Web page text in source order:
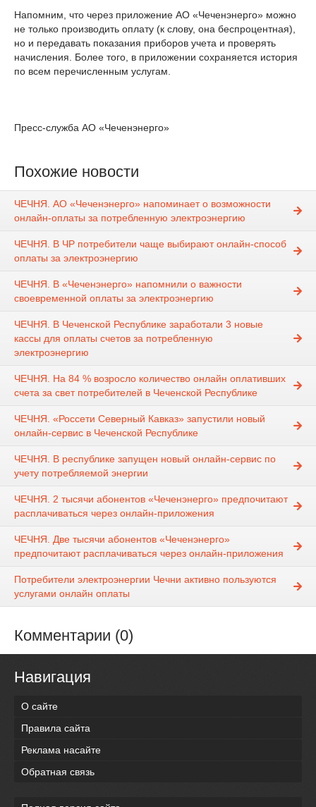
Напомним, что через приложение АО «Чеченэнерго» можно
не только производить оплату (к слову, она беспроцентная),
но и передавать показания приборов учета и проверять
начисления. Более того, в приложении сохраняется история
по всем перечисленным услугам.
Пресс-служба АО «Чеченэнерго»
Похожие новости
ЧЕЧНЯ. АО «Чеченэнерго» напоминает о возможности
онлайн-оплаты за потребленную электроэнергию
ЧЕЧНЯ. В ЧР потребители чаще выбирают онлайн-способ
оплаты за электроэнергию
ЧЕЧНЯ. В «Чеченэнерго» напомнили о важности
своевременной оплаты за электроэнергию
ЧЕЧНЯ. В Чеченской Республике заработали 3 новые
кассы для оплаты счетов за потребленную
электроэнергию
ЧЕЧНЯ. На 84 % возросло количество онлайн оплативших
счета за свет потребителей в Чеченской Республике
ЧЕЧНЯ. «Россети Северный Кавказ» запустили новый
онлайн-сервис в Чеченской Республике
ЧЕЧНЯ. В республике запущен новый онлайн-сервис по
учету потребляемой энергии
ЧЕЧНЯ. 2 тысячи абонентов «Чеченэнерго» предпочитают
расплачиваться через онлайн-приложения
ЧЕЧНЯ. Две тысячи абонентов «Чеченэнерго»
предпочитают расплачиваться через онлайн-приложения
Потребители электроэнергии Чечни активно пользуются
услугами онлайн оплаты
Комментарии (0)
Навигация
О сайте
Правила сайта
Реклама насайте
Обратная связь